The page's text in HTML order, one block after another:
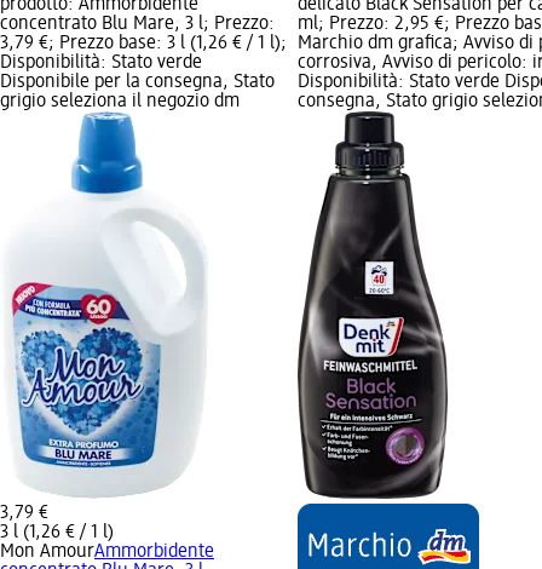
prodotto: Ammorbidente
concentrato Blu Mare, 3 l; Prezzo:
3,79 €; Prezzo base: 3 l (1,26 € / 1 l);
Disponibilità: Stato verde
Disponibile per la consegna, Stato
grigio seleziona il negozio dm
3,79 €
3 l (1,26 € / 1 l)
Mon AmourAmmorbidente
delicato Black Sensation per
ml; Prezzo: 2,95 €; Prezzo
Marchio dm grafica; Avviso di
corrosiva, Avviso di pericolo:
Disponibilità: Stato verde
consegna, Stato grigio